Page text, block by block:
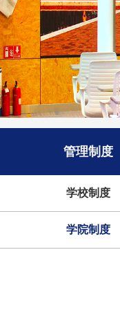
管理制度
学校制度
学院制度